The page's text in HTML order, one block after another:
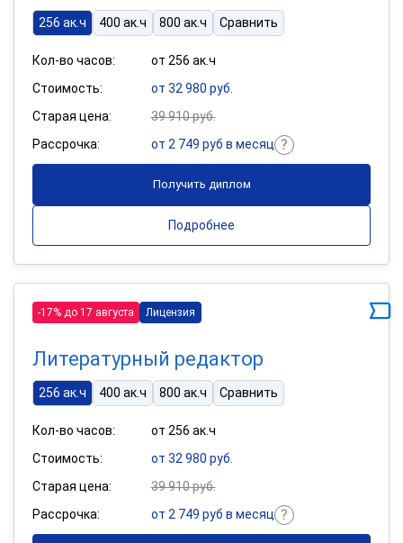
256 ак.ч 400 ак.ч 800 ак.ч Сравнить
Кол-во часов:
от 256 ак.ч
Стоимость:
от 32 980 руб.
Старая цена:
39 910 руб.
Рассрочка:
от 2 749 руб в месяц
Получить диплом
Подробнее
-17% до 17 августа Лицензия
Литературный редактор
256 ак.ч 400 ак.ч 800 ак.ч Сравнить
Кол-во часов:
от 256 ак.ч
Стоимость:
от 32 980 руб.
Старая цена:
39 910 руб.
Рассрочка:
от 2 749 руб в месяц